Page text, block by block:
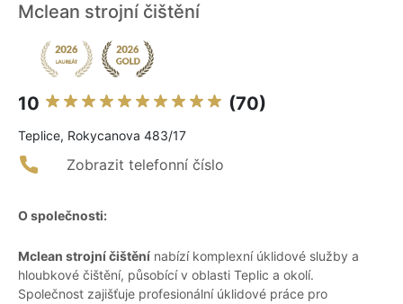
Mclean strojní čištění
10 (70)
Teplice, Rokycanova 483/17
Zobrazit telefonní číslo
O společnosti:
Mclean strojní čištění nabízí komplexní úklidové služby a
hloubkové čištění, působící v oblasti Teplic a okolí.
Společnost zajišťuje profesionální úklidové práce pro